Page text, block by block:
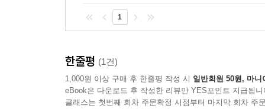
1
한줄평 (1건)
1,000원 이상 구매 후 한줄평 작성 시 일반회원 50원, 마니
eBook은 다운로드 후 작성한 리뷰만 YES포인트 지급됩니
클래스는 첫번째 회차 주문확정 시점부터 마지막 회차 주